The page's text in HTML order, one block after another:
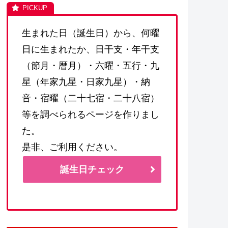
生まれた日（誕生日）から、何曜
日に生まれたか、日干支・年干支
（節月・暦月）・六曜・五行・九
星（年家九星・日家九星）・納
音・宿曜（二十七宿・二十八宿）
等を調べられるページを作りまし
た。
是非、ご利用ください。
誕生日チェック